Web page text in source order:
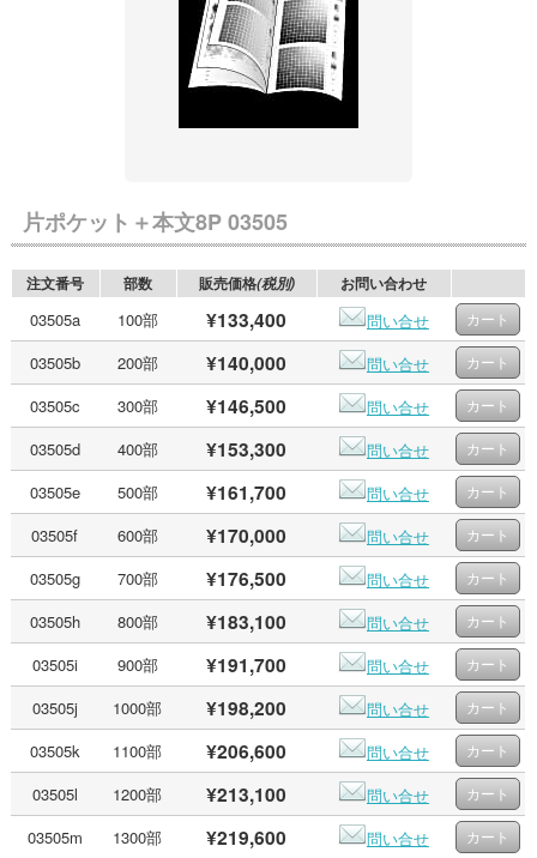
片ポケット＋本文8P 03505
注文番号 部数 販売価格(税別) お問い合わせ
03505a 100部 ¥133,400
問い合せ
03505b
200部 ¥140,000
問い合せ
03505c
300部 ¥146,500
問い合せ
03505d
400部 ¥153,300
問い合せ
03505e
500部 ¥161,700
問い合せ
03505f
600部 ¥170,000
問い合せ
03505g
700部 ¥176,500
問い合せ
03505h
800部 ¥183,100
問い合せ
03505i
900部 ¥191,700
問い合せ
03505j
1000部 ¥198,200
問い合せ
03505k
1100部 ¥206,600
問い合せ
03505l
1200部 ¥213,100
問い合せ
03505m
1300部 ¥219,600
問い合せ